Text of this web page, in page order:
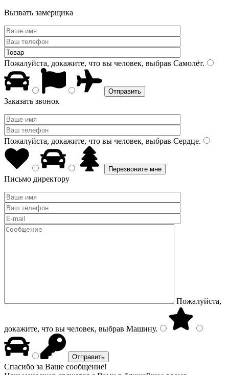
Вызвать замерщика
Пожалуйста, докажите, что вы человек, выбрав Самолёт.
Заказать звонок
Пожалуйста, докажите, что вы человек, выбрав Сердце.
Письмо директору
Пожалуйста,
докажите, что вы человек, выбрав Машину.
Спасибо за Ваше сообщение!